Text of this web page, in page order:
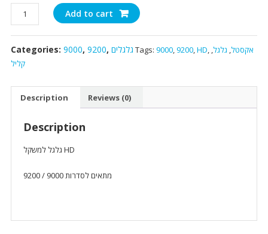
9000
/
9200
HD
Add to cart
Categories: 9000, 9200, גלגלים Tags: 9000,9200,HD, אקסטל, גלגל,
קליל
Description Reviews (0)
Description
גלגל למשקל HD
מתאים לסדרות 9000 / 9200